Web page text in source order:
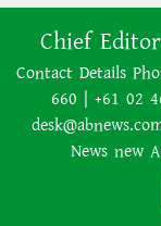
Chief
Contact Details
660 | +61 02
News new